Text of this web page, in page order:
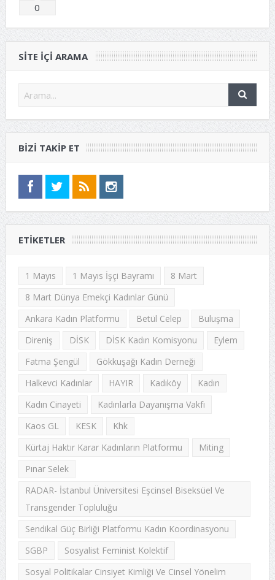
0
SITE IÇI ARAMA
BIZI TAKIP ET
ETIKETLER
1 Mayıs 1 Mayıs İşçi Bayramı
8 Mart
8 Mart Dünya Emekçi Kadınlar Günü
Ankara Kadın Platformu
Betül Celep
Buluşma
Direniş
DİSK DİSK Kadın Komisyonu
Eylem
Fatma Şengül
Gökkuşağı Kadın Derneği
Halkevci Kadınlar
HAYIR Kadıköy
Kadın
Kadın Cinayeti
Kadınlarla Dayanışma Vakfı
Kaos GL
KESK
Khk
Kürtaj Haktır Karar Kadınların Platformu
Miting
Pınar Selek
RADAR- İstanbul Üniversitesi Eşcinsel Biseksüel Ve
Transgender Topluluğu
Sendikal Güç Birliği Platformu Kadın Koordinasyonu
SGBP
Sosyalist Feminist Kolektif
Sosyal Politikalar Cinsiyet Kimliği Ve Cinsel Yönelim